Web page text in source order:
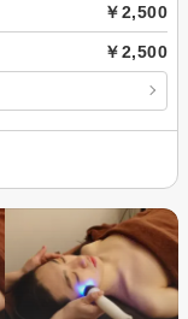
￥2,500
￥2,500